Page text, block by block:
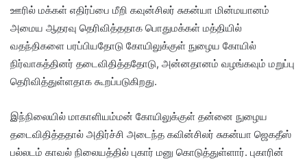
ஊரில் மக்கள் எதிர்ப்பை மீறி கவுன்சிலர் சுகன்யா மின்மயானம்
அமைய ஆதரவு தெரிவித்ததாக பொதுமக்கள் மத்தியில்
வதந்திகளை பரப்பியதோடு கோயிலுக்குள் நுழைய கோயில்
நிர்வாகத்தினர் தடைவிதித்ததோடு, அன்னதானம் வழங்கவும் மறுப்பு
தெரிவித்துள்ளதாக கூறப்படுகிறது.
இந்நிலையில் மாகாளியம்மன் கோயிலுக்குள் தன்னை நுழைய
தடைவிதித்ததால் அதிர்ச்சி அடைந்த கவின்சிலர் சுகன்யா ஜெகதீஸ்
பல்லடம் காவல் நிலையத்தில் புகார் மனு கொடுத்துள்ளார். புகாரின்